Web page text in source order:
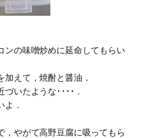
ンの味噌炒めに延命してもらい
加えて，焼酎と醤油．
づいたような････．
よ．
，やがて高野豆腐に吸ってもら